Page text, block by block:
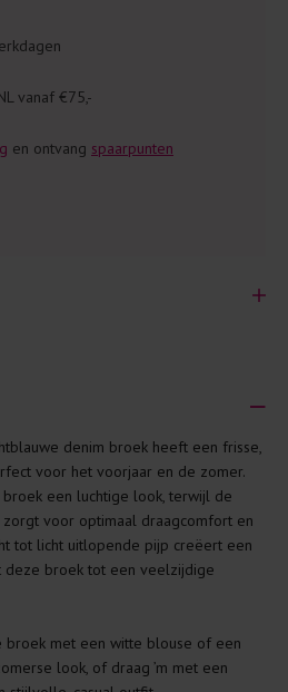
vanaf €75,-
en ontvang spaarpunten
hebben van je nieuwe kleding.
algemene was-tips:
was-etiket.
Dat beschermt de
20 of 30 graden wassen is vaak
denim broek heeft een frisse,
voor het voorjaar en de zomer.
een luchtige look, terwijl de
voor optimaal draagcomfort en
tot licht uitlopende pijp creëert een
deze broek tot een veelzijdige
broek met een witte blouse of een
look, of draag ’m met een